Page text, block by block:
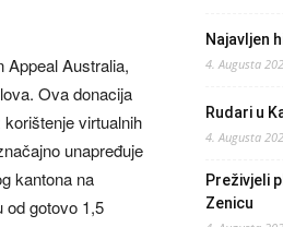
Appeal Australia,
Ova donacija
virtualnih
unapređuje
kantona na
od gotovo 1,5
Najavljen
4. Augusta
Rudari u
4. Augusta
Preživjeli
Zenicu